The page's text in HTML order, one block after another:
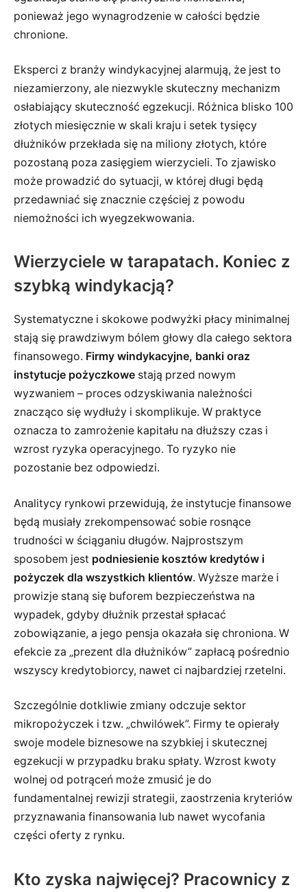
ponieważ jego wynagrodzenie w całości będzie
chronione.
Eksperci z branży windykacyjnej alarmują, że jest to
niezamierzony, ale niezwykle skuteczny mechanizm
osłabiający skuteczność egzekucji. Różnica blisko 100
złotych miesięcznie w skali kraju i setek tysięcy
dłużników przekłada się na miliony złotych, które
pozostaną poza zasięgiem wierzycieli. To zjawisko
może prowadzić do sytuacji, w której długi będą
przedawniać się znacznie częściej z powodu
niemożności ich wyegzekwowania.
Wierzyciele w tarapatach. Koniec z
szybką windykacją?
Systematyczne i skokowe podwyżki płacy minimalnej
stają się prawdziwym bólem głowy dla całego sektora
finansowego. Firmy windykacyjne, banki oraz
instytucje pożyczkowe stają przed nowym
wyzwaniem – proces odzyskiwania należności
znacząco się wydłuży i skomplikuje. W praktyce
oznacza to zamrożenie kapitału na dłuższy czas i
wzrost ryzyka operacyjnego. To ryzyko nie
pozostanie bez odpowiedzi.
Analitycy rynkowi przewidują, że instytucje finansowe
będą musiały zrekompensować sobie rosnące
trudności w ściąganiu długów. Najprostszym
sposobem jest podniesienie kosztów kredytów i
pożyczek dla wszystkich klientów. Wyższe marże i
prowizje staną się buforem bezpieczeństwa na
wypadek, gdyby dłużnik przestał spłacać
zobowiązanie, a jego pensja okazała się chroniona. W
efekcie za „prezent dla dłużników” zapłacą pośrednio
wszyscy kredytobiorcy, nawet ci najbardziej rzetelni.
Szczególnie dotkliwie zmiany odczuje sektor
mikropożyczek i tzw. „chwilówek”. Firmy te opierały
swoje modele biznesowe na szybkiej i skutecznej
egzekucji w przypadku braku spłaty. Wzrost kwoty
wolnej od potrąceń może zmusić je do
fundamentalnej rewizji strategii, zaostrzenia kryteriów
przyznawania finansowania lub nawet wycofania
części oferty z rynku.
Kto zyska najwięcej? Pracownicy z